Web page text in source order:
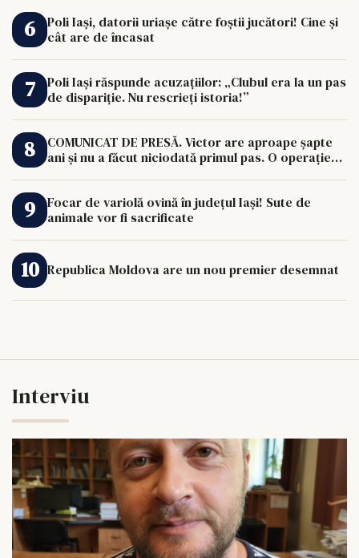
Poli Iași, datorii uriașe către foștii jucători! Cine și
cât are de încasat
Poli Iași răspunde acuzațiilor: „Clubul era la un pas
de dispariție. Nu rescrieți istoria!”
COMUNICAT DE PRESĂ. Victor are aproape șapte
ani și nu a făcut niciodată primul pas. O operație
Focar de variolă ovină în județul Iași! Sute de
animale vor fi sacrificate
Republica Moldova are un nou premier desemnat
Interviu